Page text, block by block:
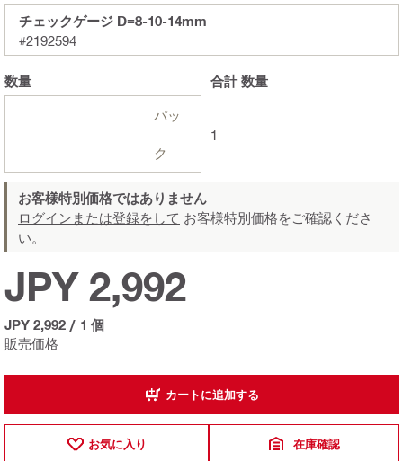
チェックゲージ D=8-10-14mm
#2192594
数量
パッ
ク
合計数量
1
お客様特別価格ではありません
ログインまたは登録をして お客様特別価格をご確認くださ
い。
販売価格
JPY 2,992
JPY 2,992 / 1 個
カートに追加する
お気に入り 在庫確認